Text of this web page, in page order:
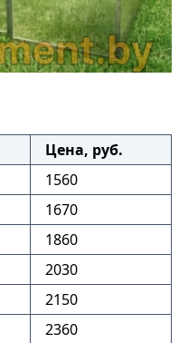
Цена, руб.
1560
1670
1860
2030
2150
2360